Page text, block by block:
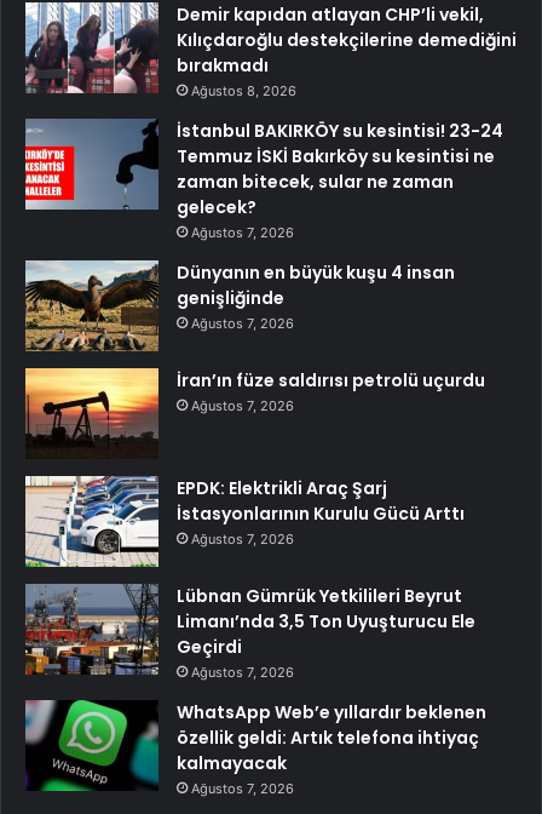
Demir kapıdan atlayan CHP’li vekil,
Kılıçdaroğlu destekçilerine demediğini
bırakmadı
Ağustos 8, 2026
İstanbul BAKIRKÖY su kesintisi! 23-24
Temmuz İSKİ Bakırköy su kesintisi ne
zaman bitecek, sular ne zaman
gelecek?
Ağustos 7, 2026
Dünyanın en büyük kuşu 4 insan
genişliğinde
Ağustos 7, 2026
İran’ın füze saldırısı petrolü uçurdu
Ağustos 7, 2026
EPDK: Elektrikli Araç Şarj
İstasyonlarının Kurulu Gücü Arttı
Ağustos 7, 2026
Lübnan Gümrük Yetkilileri Beyrut
Limanı’nda 3,5 Ton Uyuşturucu Ele
Geçirdi
Ağustos 7, 2026
WhatsApp Web’e yıllardır beklenen
özellik geldi: Artık telefona ihtiyaç
kalmayacak
Ağustos 7, 2026